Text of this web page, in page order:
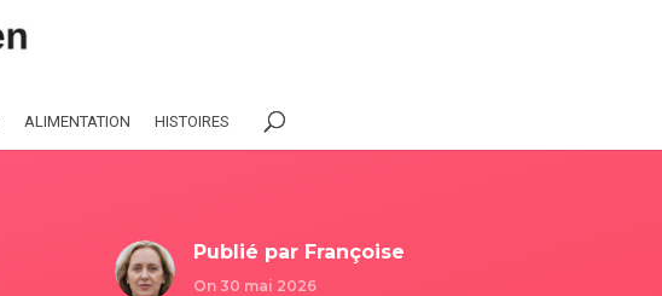
ALIMENTATION HISTOIRES
Publié par Françoise
On 30 mai 2026